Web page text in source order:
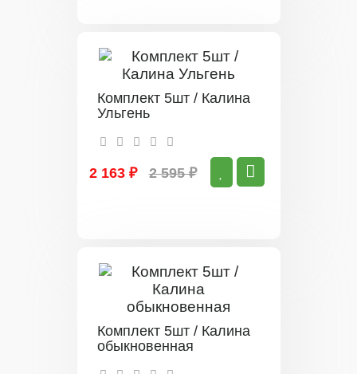
Комплект 5шт / Калина
Ульгень
2 163 ₽ 2 595 ₽
Комплект 5шт / Калина
обыкновенная